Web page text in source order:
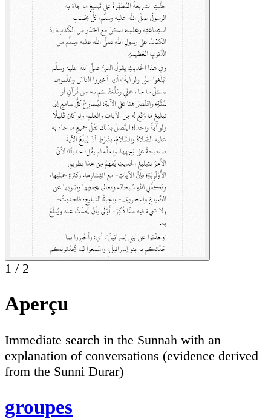
1 / 2
Aperçu
Immediate search in the Sunnah with an
explanation of conversations (evidence derived
from the Sunni Durar)
groupes